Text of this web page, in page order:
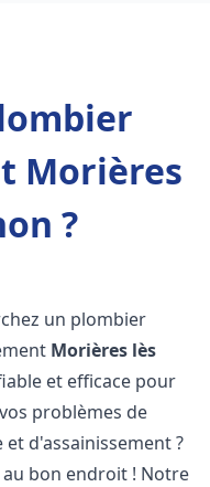
Morières
?
un plombier
Morières lès
et efficace pour
problèmes de
d'assainissement ?
au bon endroit ! Notre